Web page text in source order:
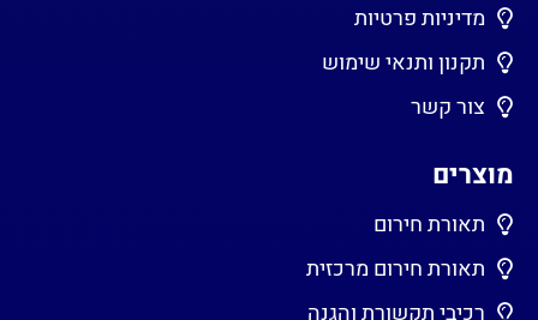
מדיניות פרטיות
תקנון ותנאי שימוש
צור קשר
מוצרים
תאורת חירום
תאורת חירום מרכזית
רכיבי תקשורת והגנה